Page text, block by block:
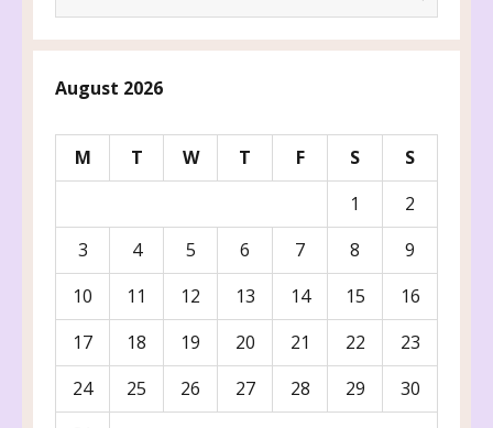
for:
August 2026
M T W T F S
S
1
2
3
4 5 6 7 8
9
10
11 12 13 14 15
16
17
18 19 20 21 22
23
24
25 26 27 28 29
30